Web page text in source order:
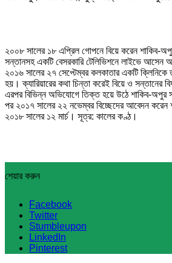
২০০৮ সালের ১৮ এপ্রিল গোপনে বিয়ে করেন শাকিব-
সন্তানসহ একটি বেসরকারি টেলিভিশনে লাইভে আসেন
২০১৬ সালের ২৭ সেপ্টেম্বর কলকাতার একটি ক্লিনিকে
হয়। ক্যারিয়ারের কথা চিন্তা করেই বিয়ে ও সন্তানের
এরপর বিভিন্ন অভিযোগে তিক্ত হয়ে উঠে শাকিব-অপুর
পর ২০১৭ সালের ২২ নভেম্বর বিচ্ছেদের আবেদন করেন
২০১৮ সালের ১২ মার্চ। সূত্র: কালের কণ্ঠ।
শেয়ার করুন
Facebook
Twitter
Stumbleupon
LinkedIn
Pinterest